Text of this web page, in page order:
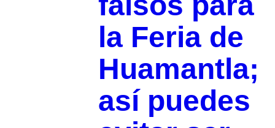
la Feria de
Huamantla;
así puedes